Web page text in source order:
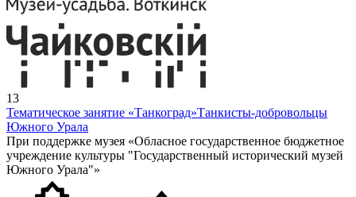
13
Тематическое занятие «Танкоград»Танкисты-добровольцы
Южного Урала
При поддержке музея «Обласное государственное бюджетное
учреждение культуры "Государственный исторический музей
Южного Урала"»